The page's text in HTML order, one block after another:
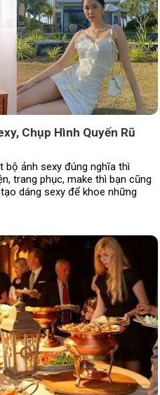
Chụp Hình Quyến Rũ
bộ ảnh sexy đúng nghĩa thì
trang phục, make thì bạn cũng
dáng sexy để khoe những